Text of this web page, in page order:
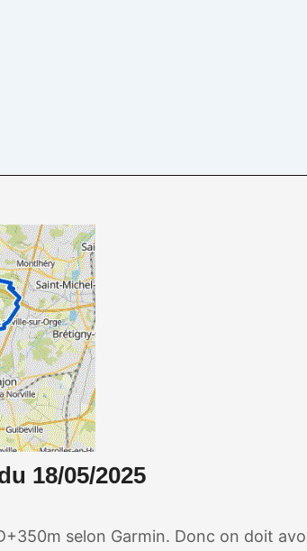
18/05/2025
selon Garmin. Donc on doit